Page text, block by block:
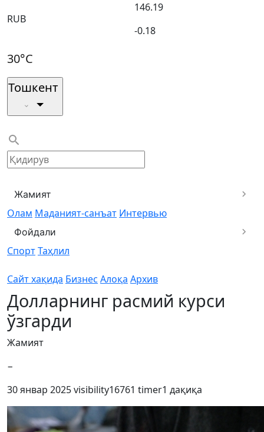
RUB
146.19
-0.18
30°C
Тошкент
Жамият
Олам Маданият-санъат Интервью
Фойдали
СпортТаҳлил
Сайт хақида Бизнес Алоқа Архив
Долларнинг расмий курси
ўзгарди
Жамият
−
30 январ 2025visibility16761 timer1 дақиқа